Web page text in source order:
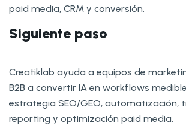
paid media, CRM y conversión.
Siguiente paso
Creatiklab ayuda a equipos de
B2B a convertir IA en workflows
estrategia SEO/GEO, automatización,
reporting y optimización paid media.